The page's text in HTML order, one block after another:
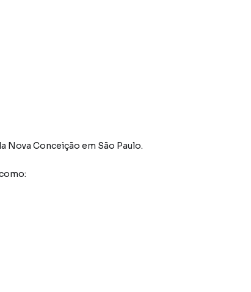
Nova Conceição em São Paulo.